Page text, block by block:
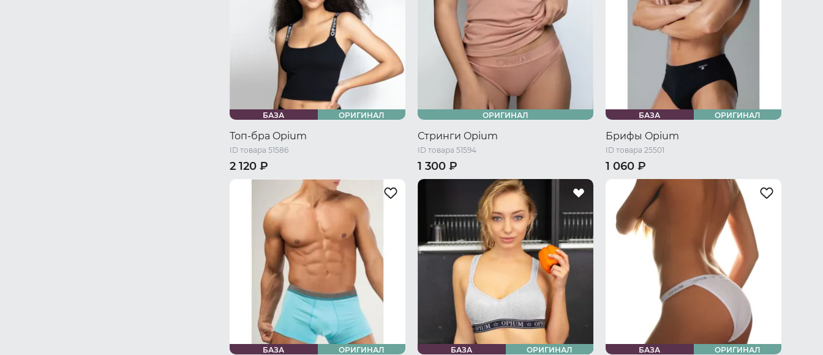
БАЗА ОРИГИНАЛ
Топ-бра Opium
ID товара 51586
2 120 ₽
44-46 RU / M
46-48 RU / L
48-50 RU / XL
ОРИГИНАЛ
Стринги Opium
ID товара 51594
1 300 ₽
44-46 RU / M
48-50 RU / XL
БАЗА ОРИГИНАЛ
Брифы Opium
ID товара 25501
1 060 ₽
46 RU / S 48 RU / M 50 RU / L
52 RU / XL
56 RU / XXXL
58 RU / XXXXL
БАЗА ОРИГИНАЛ БАЗА ОРИГИНАЛ БАЗА ОРИГИНАЛ